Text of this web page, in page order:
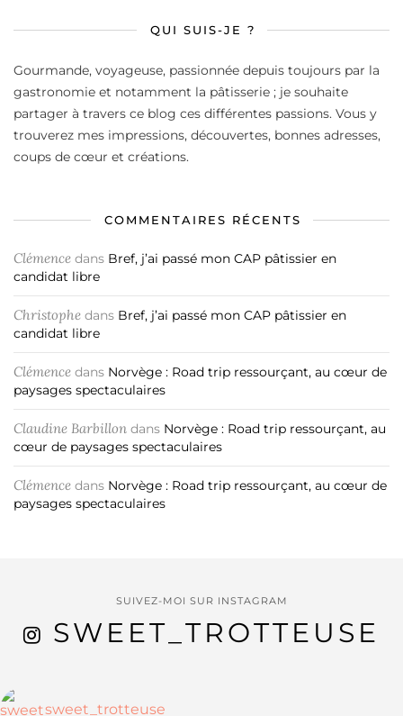
QUI SUIS-JE ?
Gourmande, voyageuse, passionnée depuis toujours par la
gastronomie et notamment la pâtisserie ; je souhaite
partager à travers ce blog ces différentes passions. Vous y
trouverez mes impressions, découvertes, bonnes adresses,
coups de cœur et créations.
COMMENTAIRES RÉCENTS
Clémence dans Bref, j’ai passé mon CAP pâtissier en
candidat libre
Christophe dans Bref, j’ai passé mon CAP pâtissier en
candidat libre
Clémence dans Norvège : Road trip ressourçant, au cœur de
paysages spectaculaires
Claudine Barbillon dans Norvège : Road trip ressourçant, au
cœur de paysages spectaculaires
Clémence dans Norvège : Road trip ressourçant, au cœur de
paysages spectaculaires
SUIVEZ-MOI SUR INSTAGRAM
SWEET_TROTTEUSE
sweet_trotteuse